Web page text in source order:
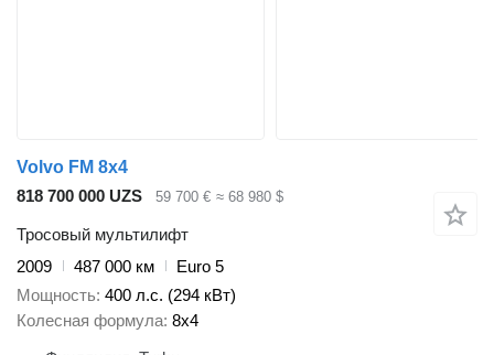
Volvo FM 8x4
818 700 000 UZS
59 700 € ≈ 68 980 $
Тросовый мультилифт
2009
487 000 км
Euro 5
Мощность 400 л.с. (294 кВт)
Колесная формула 8x4